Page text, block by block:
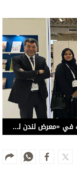
«محمد بن راشد آل مكتوم للمعرفة» تشارك في «معرض لندن للكتاب»